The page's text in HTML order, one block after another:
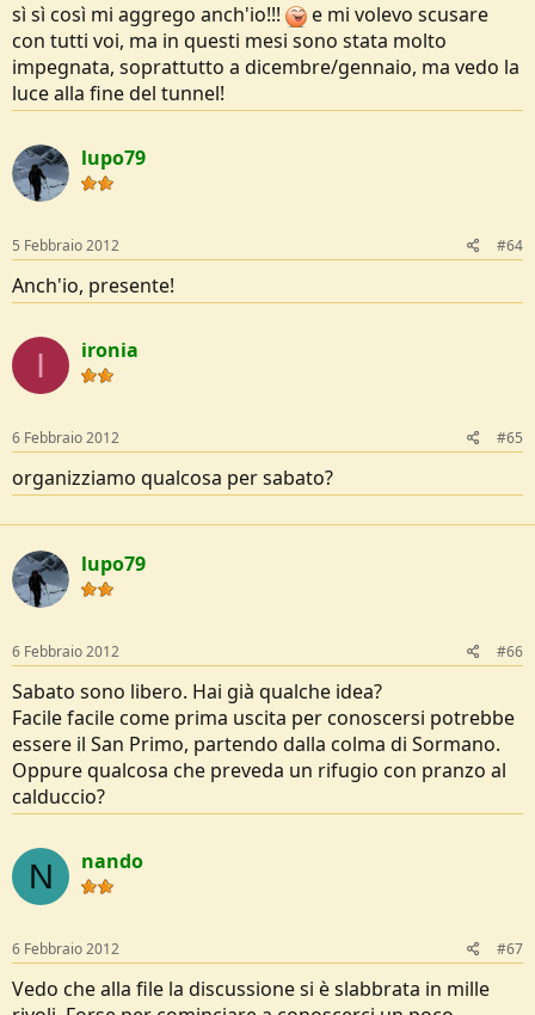
sì sì così mi aggrego anch'io!!!
e mi volevo scusare
con tutti voi, ma in questi mesi sono stata molto
impegnata, soprattutto a dicembre/gennaio, ma vedo la
luce alla fine del tunnel!
lupo79
5 Febbraio 2012 #64
Anch'io, presente!
I ironia
6 Febbraio 2012 #65
organizziamo qualcosa per sabato?
lupo79
6 Febbraio 2012 #66
Sabato sono libero. Hai già qualche idea?
Facile facile come prima uscita per conoscersi potrebbe
essere il San Primo, partendo dalla colma di Sormano.
Oppure qualcosa che preveda un rifugio con pranzo al
calduccio?
N nando
6 Febbraio 2012 #67
Vedo che alla file la discussione si è slabbrata in mille